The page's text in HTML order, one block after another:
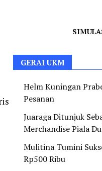
GERAI UKM
Helm Kuningan
Pesanan
Juaraga Ditunjuk
Merchandise Piala
Mulitina Tumini
Rp500 Ribu